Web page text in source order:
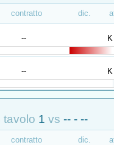
contratto dic.
-- K
-- K
tavolo 1 vs -- - --
contratto dic.